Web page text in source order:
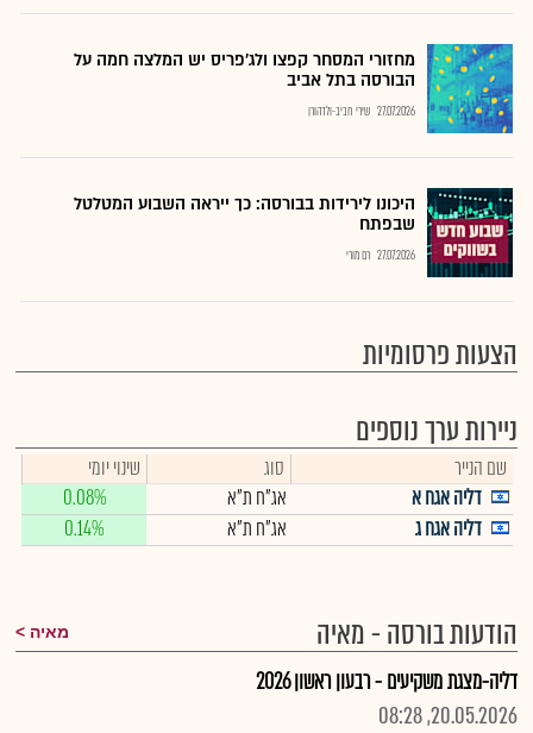
מחזורי המסחר קפצו ולג'פריס יש המלצה חמה על
הבורסה בתל אביב
27.07.2026 שירי חביב-ולדהורן
היכונו לירידות בבורסה: כך ייראה השבוע המטלטל
שבפתח
27.07.2026 רם מורי
הצעות פרסומיות
ניירות ערך נוספים
שם הנייר סוג
שינוי יומי
דליה אגח א
אג"ח ת"א
0.08%
דליה אגח ג
אג"ח ת"א 0.14%
הודעות בורסה - מאיה מאיה
דליה-מצגת משקיעים - רבעון ראשון 2026
20.05.2026, 08:28